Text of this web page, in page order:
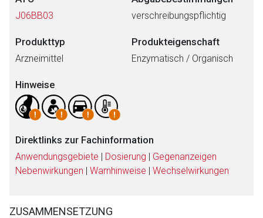
J06BB03 verschreibungspflichtig
Produkttyp
Arzneimittel
Produkteigenschaft
Enzymatisch / Organisch
Hinweise
Direktlinks zur Fachinformation
Anwendungsgebiete | Dosierung | Gegenanzeigen
Nebenwirkungen | Warnhinweise | Wechselwirkungen
ZUSAMMENSETZUNG